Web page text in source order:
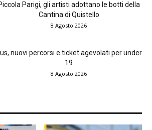
Parigi, gli artisti adottano le botti della
Cantina di Quistello
8 Agosto 2026
nuovi percorsi e ticket agevolati per under
19
8 Agosto 2026